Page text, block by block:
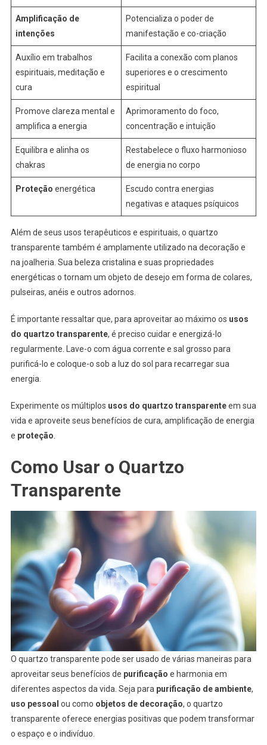
Amplificação de
intenções
Potencializa o poder de
manifestação e co-criação
Auxílio em trabalhos
espirituais, meditação e
cura
Facilita a conexão com planos
superiores e o crescimento
espiritual
Promove clareza mental e
amplifica a energia
Aprimoramento do foco,
concentração e intuição
Equilibra e alinha os
chakras
Restabelece o fluxo harmonioso
de energia no corpo
Proteção energética
Escudo contra energias
negativas e ataques psíquicos
Além de seus usos terapêuticos e espirituais, o quartzo
transparente também é amplamente utilizado na decoração e
na joalheria. Sua beleza cristalina e suas propriedades
energéticas o tornam um objeto de desejo em forma de colares,
pulseiras, anéis e outros adornos.
É importante ressaltar que, para aproveitar ao máximo os usos
do quartzo transparente, é preciso cuidar e energizá-lo
regularmente. Lave-o com água corrente e sal grosso para
purificá-lo e coloque-o sob a luz do sol para recarregar sua
energia.
Experimente os múltiplos usos do quartzo transparenteem sua
vida e aproveite seus benefícios de cura, amplificação de energia
e proteção
Como Usar o Quartzo
Transparente
O quartzo transparente pode ser usado de várias maneiras para
aproveitar seus benefícios de purificação e harmonia em
diferentes aspectos da vida. Seja para purificação de ambiente,
uso pessoal ou como objetos de decoração, o quartzo
transparente oferece energias positivas que podem transformar
o espaço e o indivíduo.